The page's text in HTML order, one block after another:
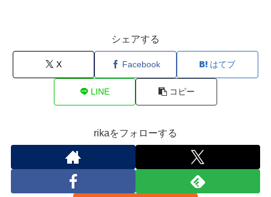
シェアする
X Facebook はてブ
LINE コピー
rikaをフォローする